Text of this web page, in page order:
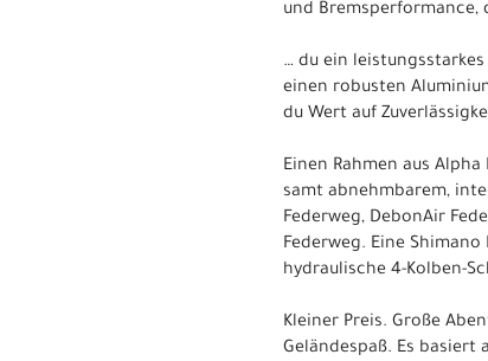
und
… du ein
einen robusten
du Wert auf
Einen Rahmen aus
samt abnehmbarem,
Federweg, DebonAir
Federweg. Eine
hydraulische 4-Kolben-
Kleiner Preis. Große
Geländespaß. Es